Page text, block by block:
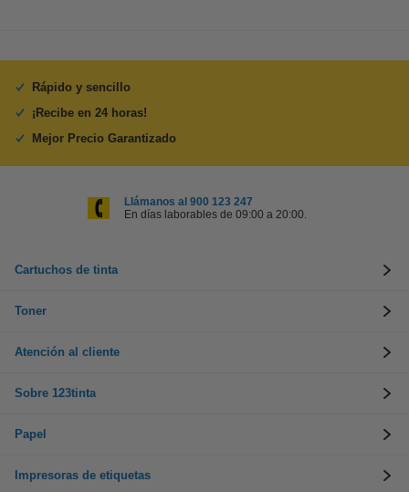
Rápido y sencillo
¡Recibe en 24 horas!
Mejor Precio Garantizado
Llámanos al 900 123 247
En días laborables de 09:00 a 20:00.
Cartuchos de tinta
Toner
Atención al cliente
Sobre 123tinta
Papel
Impresoras de etiquetas